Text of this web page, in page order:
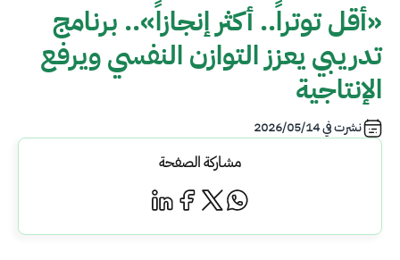
«أقل توتراً.. أكثر إنجازاً».. برنامج
تدريبي يعزز التوازن النفسي ويرفع
الإنتاجية
نشرت في2026/05/14
مشاركة الصفحة